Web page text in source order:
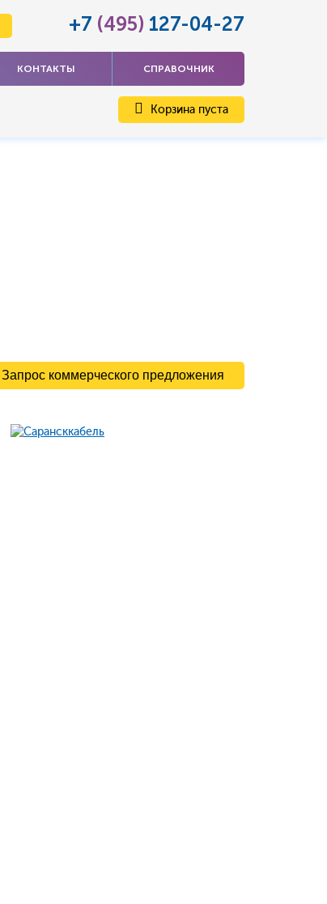
+7 (495) 127-04-27
КОНТАКТЫ СПРАВОЧНИК
Корзина пуста
Запрос коммерческого предложения